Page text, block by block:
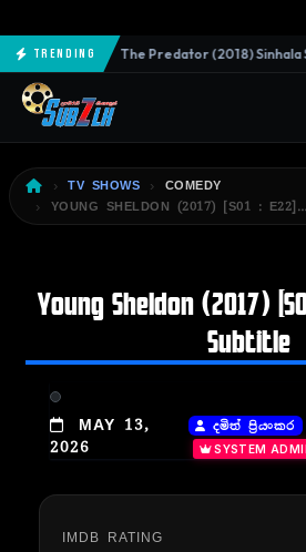
TrendingNEW The Predator (2018) Sinhala
TV SHOWS
COMEDY
YOUNG SHELDON (2017) [S01 :
Young Sheldon (2017)
Subtitle
MAY 13,
2026
දමිත් ප්‍රියංකර
SYSTEM
IMDB RATING